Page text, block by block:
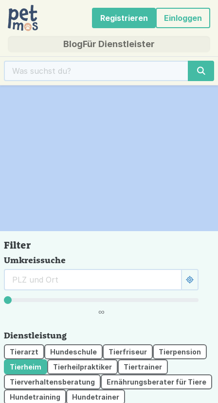
Registrieren Einloggen
BlogFür Dienstleister
Filter
Umkreissuche
∞
Dienstleistung
Tierarzt Hundeschule Tierfriseur
Tierpension
Tierheim
Tierheilpraktiker
Tiertrainer
Tierverhaltensberatung
Ernährungsberater für Tiere
Hundetraining
Hundetrainer